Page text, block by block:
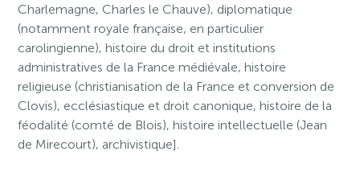
Charlemagne, Charles le Chauve), diplomatique
(notamment royale française, en particulier
carolingienne), histoire du droit et institutions
administratives de la France médiévale, histoire
religieuse (christianisation de la France et conversion de
Clovis), ecclésiastique et droit canonique, histoire de la
féodalité (comté de Blois), histoire intellectuelle (Jean
de Mirecourt), archivistique].